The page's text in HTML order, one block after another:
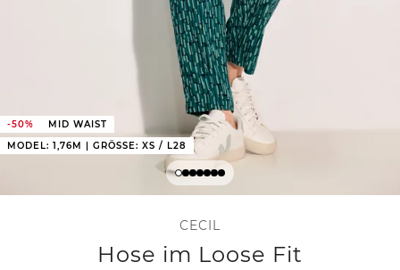
-50%
MID WAIST
MODEL: 1,76M | GRÖSSE: XS / L28
CECIL
Hose im Loose Fit